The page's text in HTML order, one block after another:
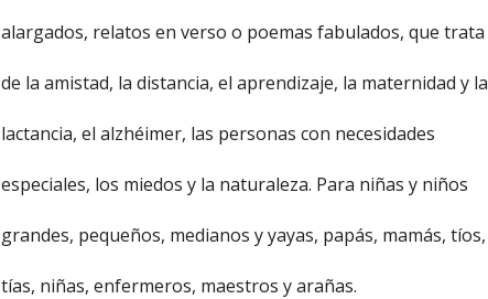
alargados, relatos en verso o poemas fabulados, que trata
de la amistad, la distancia, el aprendizaje, la maternidad y la
lactancia, el alzhéimer, las personas con necesidades
especiales, los miedos y la naturaleza. Para niñas y niños
grandes, pequeños, medianos y yayas, papás, mamás, tíos,
tías, niñas, enfermeros, maestros y arañas.